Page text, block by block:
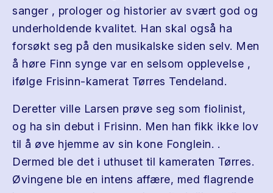
sanger , prologer og historier av svært god og
underholdende kvalitet. Han skal også ha
forsøkt seg på den musikalske siden selv. Men
å høre Finn synge var en selsom opplevelse ,
ifølge Frisinn-kamerat Tørres Tendeland.
Deretter ville Larsen prøve seg som fiolinist,
og ha sin debut i Frisinn. Men han fikk ikke lov
til å øve hjemme av sin kone Fonglein. .
Dermed ble det i uthuset til kameraten Tørres.
Øvingene ble en intens affære, med flagrende